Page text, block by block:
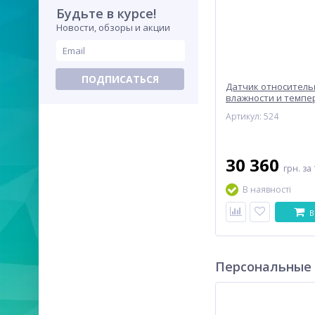
Будьте в курсе!
Новости, обзоры и акции
ПОДПИСАТЬСЯ
Датчик
влажности и
HP477DCR для
DELTA OHM HD2101.1
Артикул: 524
30 360 грн. за
В наявності